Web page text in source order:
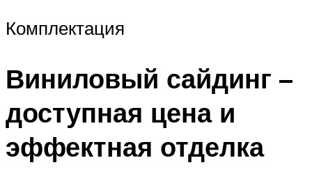
Комплектация
Виниловый сайдинг –
доступная цена и
эффектная отделка